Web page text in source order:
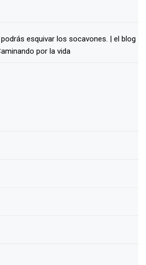
esquivar los socavones. | el blog
por la vida